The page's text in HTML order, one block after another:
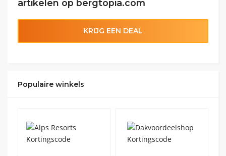
artikelen op bergtopia.com
KRIJG EEN DEAL
Populaire winkels